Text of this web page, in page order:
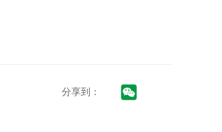
分享到：